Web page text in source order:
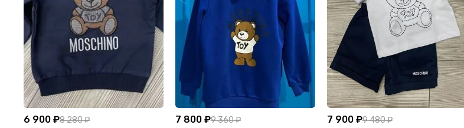
6 900 ₽8 280 ₽
7 800 ₽9 360 ₽
7 900 ₽9 480 ₽